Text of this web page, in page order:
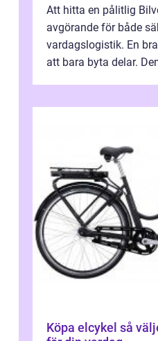
Att hitta en pålitlig
avgörande för både
vardagslogistik. En
att bara byta delar.
Köpa elcykel så väljer du rätt modell